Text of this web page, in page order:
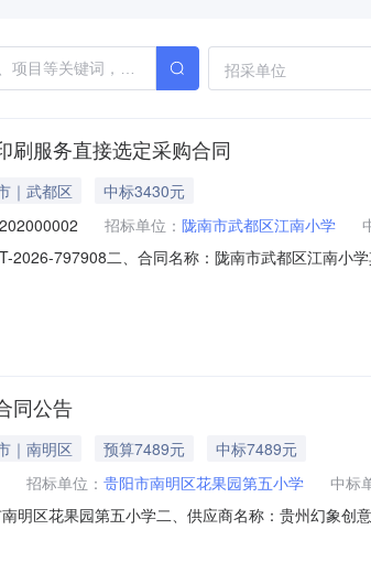
招采单位
刷服务直接选定采购合同
｜武都区
中标3430元
招标单位： 陇南市武都区江南小学
2026-797908二、合同名称：陇南市武都区江南小
肃省陇南市武都区东江镇新天地商住一号楼103室
同公告
｜南明区 预算7489元
中标7489元
招标单位： 贵阳市南明区花果园第五小学 中标
明区花果园第五小学二、供应商名称：贵州幻象
求或标的基本概况：七、其它事项：无八、联系